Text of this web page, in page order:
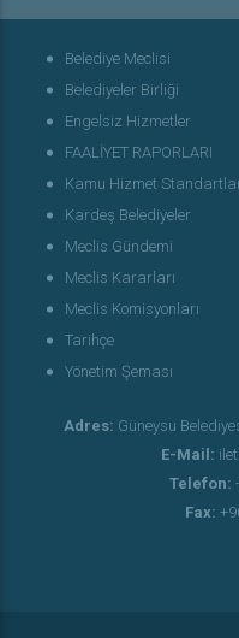
Belediye Meclisi
Belediyeler Birliği
Engelsiz Hizmetler
FAALİYET RAPORLARI
Kamu Hizmet
Kardeş Belediyeler
Meclis Gündemi
Meclis Kararları
Meclis Komisyonları
Tarihçe
Yönetim Şeması
Adres: Güneysu
E-Mail:
Telefon:
Fax: